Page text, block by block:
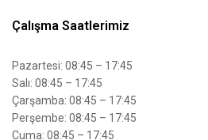
Çalışma Saatlerimiz
Pazartesi: 08:45 – 17:45
Salı: 08:45 – 17:45
Çarşamba: 08:45 – 17:45
Perşembe: 08:45 – 17:45
Cuma: 08:45 – 17:45